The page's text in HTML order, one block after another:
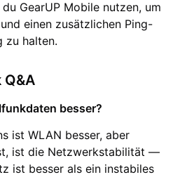
GearUP Mobile nutzen, um
einen zusätzlichen Ping-
zu halten.
Q&A
besser?
ist WLAN besser, aber
ist die Netzwerkstabilität —
ist besser als ein instabiles